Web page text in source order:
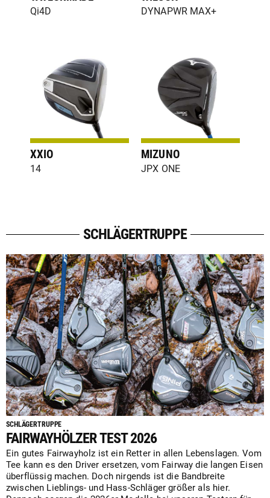
Qi4D DYNAPWR MAX+
XXIO
14
MIZUNO
JPX ONE
SCHLÄGERTRUPPE
SCHLÄGERTRUPPE
FAIRWAYHÖLZER TEST 2026
Ein gutes Fairwayholz ist ein Retter in allen Lebenslagen. Vom
Tee kann es den Driver ersetzen, vom Fairway die langen Eisen
überflüssig machen. Doch nirgends ist die Bandbreite
zwischen Lieblings- und Hass-Schläger größer als hier.